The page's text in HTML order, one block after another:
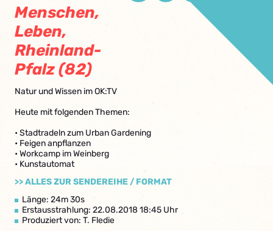
Menschen,
Leben,
Rheinland-
Pfalz (82)
Natur und Wissen im OK:TV
Heute mit folgenden Themen:
• Stadtradeln zum Urban Gardening
• Feigen anpflanzen
• Workcamp im Weinberg
• Kunstautomat
>> ALLES ZUR SENDEREIHE / FORMAT
Länge: 24m 30s
Erstausstrahlung: 22.08.2018 18:45 Uhr
Produziert von: T. Fledie